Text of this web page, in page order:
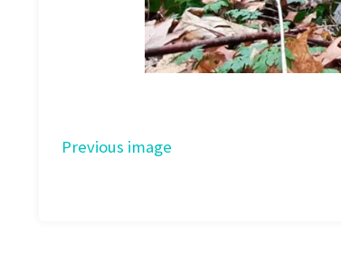
Previous image